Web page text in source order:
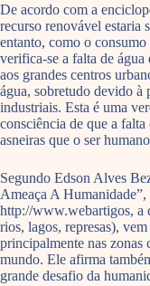
De acordo com a
recurso renovável estaria
entanto, como o
verifica-se a falta de
aos grandes centros
água, sobretudo devido à
industriais. Esta é uma
consciência de que a
asneiras que o ser
Segundo Edson Alves
Ameaça A
http://www.webartigos, a
rios, lagos, represas),
principalmente nas zonas
mundo. Ele afirma
grande desafio da